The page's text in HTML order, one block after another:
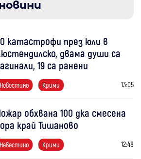
катастрофи през юли в
двама души са
19 са ранени
Невестино Крими 13:05
обхвана 100 дка смесена
край Тишаново
Невестино Крими 12:48